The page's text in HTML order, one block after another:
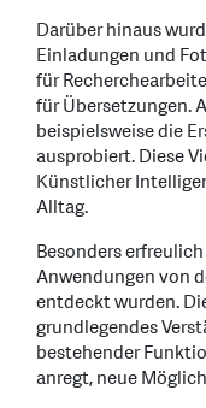
Darüber hinaus
Einladungen und
für
für Übersetzungen.
beispielsweise die
ausprobiert. Diese
Künstlicher
Alltag.
Besonders
Anwendungen von
entdeckt wurden.
grundlegendes
bestehender
anregt, neue